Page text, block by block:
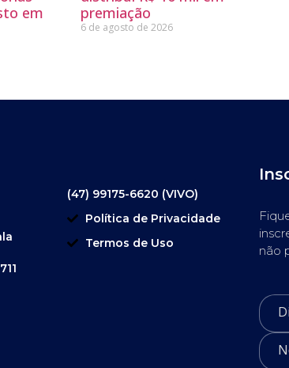
em
premiação
6 de agosto de 2026
(47) 99175-6620 (VIVO)
Política de Privacidade
Termos de Uso
não